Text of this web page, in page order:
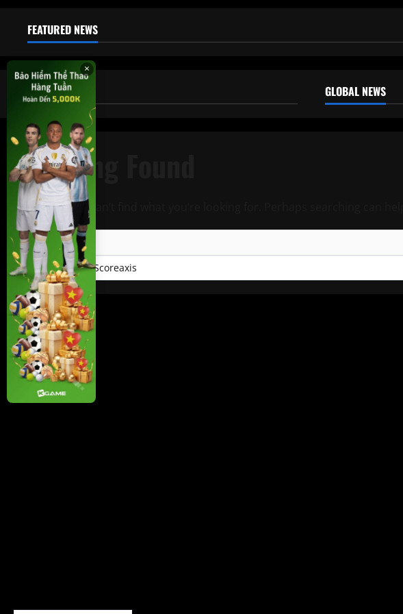
FEATURED NEWS
GENERAL NEWS GLOBAL NEWS
Nothing Found
It seems we can’t find what you’re looking for. Perhaps searching can help.
Tìm
kiếm
cho:Live data byScoreaxis
×